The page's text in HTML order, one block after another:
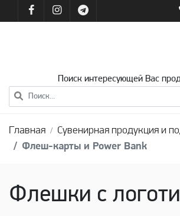
Поиск интересующей Вас
Главная
Сувенирная продукция и
Флеш-карты и Power Bank
Флешки с